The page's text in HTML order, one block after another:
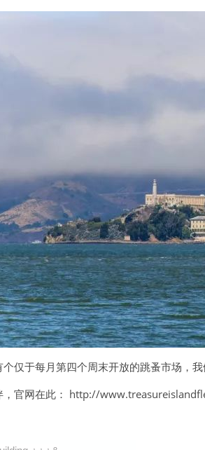
Legionof Honor ⭐️⭐️
日本茶园
CaliforniaAcademe of Science ⭐️⭐️⭐️⭐️
加州科学馆
Koret Children’s Quarter Playground
Conservatory of Flowers ⭐️
温室花房
San Francisco Zoo ⭐️⭐️
旧金山动物园
仅于每月第四个周末开放的跳蚤市场，
，官网在此： http://